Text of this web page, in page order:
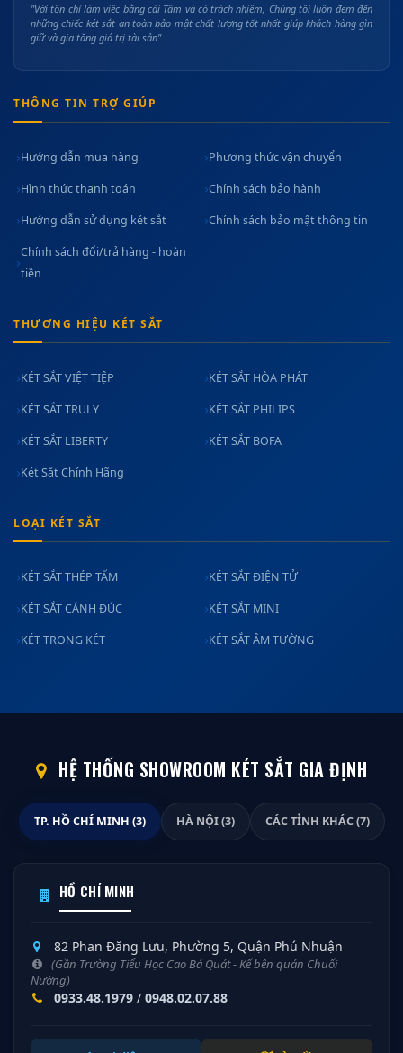
"Với tôn chỉ làm việc bằng cái Tâm và có trách nhiệm, Chúng tôi luôn đem đến
những chiếc két sắt an toàn bảo mật chất lượng tốt nhất giúp khách hàng gìn
giữ và gia tăng giá trị tài sản"
THÔNG TIN TRỢ GIÚP
Hướng dẫn mua hàng Phương thức vận chuyển
Hình thức thanh toán Chính sách bảo hành
Hướng dẫn sử dụng két sắt Chính sách bảo mật thông tin
Chính sách đổi/trả hàng - hoàn
tiền
THƯƠNG HIỆU KÉT SẮT
KÉT SẮT VIỆT TIỆP KÉT SẮT HÒA PHÁT
KÉT SẮT TRULY KÉT SẮT PHILIPS
KÉT SẮT LIBERTY KÉT SẮT BOFA
Két Sắt Chính Hãng
LOẠI KÉT SẮT
KÉT SẮT THÉP TẤM KÉT SẮT ĐIỆN TỬ
KÉT SẮT CÁNH ĐÚC KÉT SẮT MINI
KÉT TRONG KÉT KÉT SẮT ÂM TƯỜNG
HỆ THỐNG SHOWROOM KÉT SẮT GIA ĐỊNH
TP. HỒ CHÍ MINH (3) HÀ NỘI (3) CÁC TỈNH KHÁC (7)
HỒ CHÍ MINH
82 Phan Đăng Lưu, Phường 5, Quận Phú Nhuận
(Gần Trường Tiểu Học Cao Bá Quát - Kế bên quán Chuối
Nướng)
0933.48.1979 / 0948.02.07.88